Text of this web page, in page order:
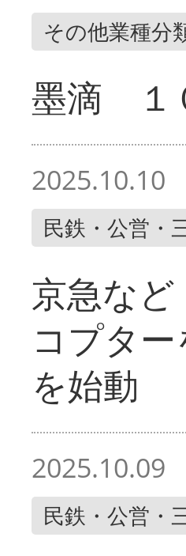
その他業種分
墨滴 １
2025.10.10
民鉄・公営・
京急な
コプタ
を始動
2025.10.09
民鉄・公営・